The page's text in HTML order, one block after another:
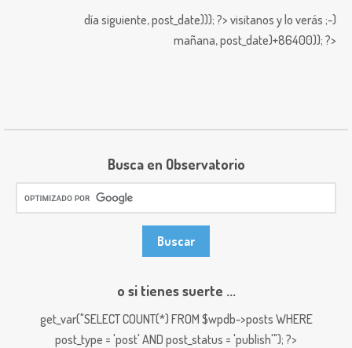
día siguiente,post_date))); ?> visitanos y lo verás ;-)
mañana,post_date)+86400)); ?>
Busca en Observatorio
o si tienes suerte ...
get_var("SELECT COUNT(*) FROM $wpdb->posts WHERE
post_type = 'post' AND post_status = 'publish'"); ?>